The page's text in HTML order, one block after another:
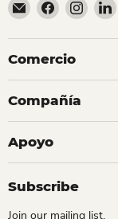
Encuéntrenos en
Comercio
Compañía
Apoyo
Subscribe
Join our mailing list.